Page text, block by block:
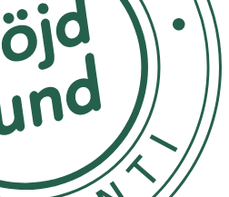
Lauryl Glucoside, Sodium
Capryl Glucoside, Erythritol
Sodium Anisate (från
Glutamate, Glyceryl
Sodium Surfactin, Pca
Gratissima oil
Myrtillus seed oil
Parfum*. *Benzyl Alcohol